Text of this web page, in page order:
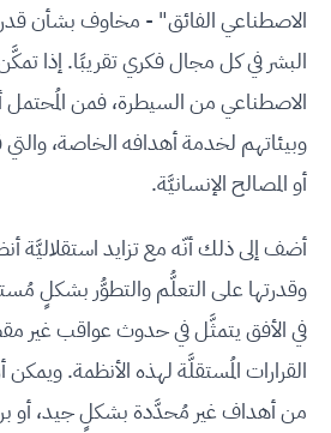
الاصطناعي الفائق" - مخاوف بشأن
البشر في كل مجال فكري تقريبًا. إذا
الاصطناعي من السيطرة، فمن المُحتمل
وبيئاتهم لخدمة أهدافه الخاصة،
أو المصالح الإنسانيَّة.
أضف إلى ذلك أنّه مع تزايد استقلاليَّة
وقدرتها على التعلُّم والتطوُّر بشكلٍ
في الأفق يتمثَّل في حدوث عواقب غير
القرارات المُستقلَّة لهذه الأنظمة.
من أهداف غير مُحدَّدة بشكلٍ جيد، أو